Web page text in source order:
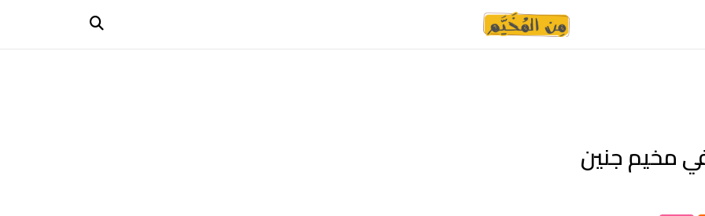
مخيم جنين